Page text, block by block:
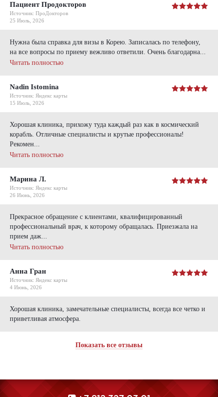
Пациент Продокторов
Источник: ПроДокторов
25 Июль, 2026
Нужна была справка для визы в Корею. Записалась по телефону,
на все вопросы по приему вежливо ответили. Очень благодарна...
Читать полностью
Nadin Istomina
Источник: Яндекс карты
15 Июль, 2026
Хорошая клиника, прихожу туда каждый раз как в космический
корабль. Отличные специалисты и крутые профессионалы!
Рекомен...
Читать полностью
Марина Л.
Источник: Яндекс карты
26 Июнь, 2026
Прекрасное обращение с клиентами, квалифицированный
профессиональный врач, к которому обращалась. Приезжала на
прием даж...
Читать полностью
Анна Гран
Источник: Яндекс карты
4 Июнь, 2026
Хорошая клиника, замечательные специалисты, всегда все четко и
приветливая атмосфера.
Показать все отзывы